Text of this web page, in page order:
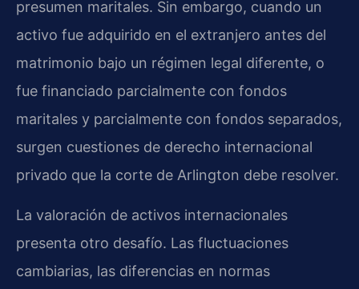
presumen maritales. Sin embargo, cuando un
activo fue adquirido en el extranjero antes del
matrimonio bajo un régimen legal diferente, o
fue financiado parcialmente con fondos
maritales y parcialmente con fondos separados,
surgen cuestiones de derecho internacional
privado que la corte de Arlington debe resolver.
La valoración de activos internacionales
presenta otro desafío. Las fluctuaciones
cambiarias, las diferencias en normas